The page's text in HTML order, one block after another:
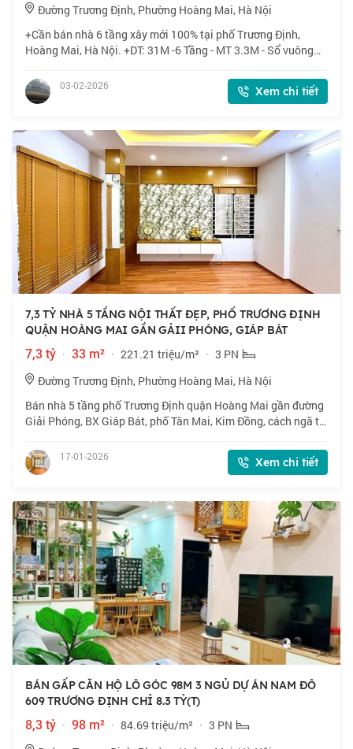
Đường Trương Định, Phường Hoàng Mai, Hà Nội
+Cần bán nhà 6 tầng xây mới 100% tại phố Trương Định,
Hoàng Mai, Hà Nội. +DT: 31M -6 Tầng - MT 3.3M - Sổ vuông
khu vực: Tiện ích đầy đủ m
03-02-2026 Xem chi tiết
7,3 TỶ NHÀ 5 TẦNG NỘI THẤT ĐẸP, PHỐ TRƯƠNG ĐỊNH
QUẬN HOÀNG MAI GẦN GẢII PHÓNG, GIÁP BÁT
7,3 tỷ · 33 m² · 221.21 triệu/m² · 3 PN
Đường Trương Định, Phường Hoàng Mai, Hà Nội
Bán nhà 5 tầng phố Trương Định quận Hoàng Mai gần đường
Giải Phóng, BX Giáp Bát, phố Tân Mai, Kim Đồng, cách ngã tư
thông thuận tiện, tiện íc
17-01-2026 Xem chi tiết
BÁN GẤP CĂN HỘ LÔ GÓC 98M 3 NGỦ DỰ ÁN NAM ĐÔ
609 TRƯƠNG ĐỊNH CHỈ 8.3 TỶ(T)
8,3 tỷ · 98 m² · 84.69 triệu/m² · 3 PN